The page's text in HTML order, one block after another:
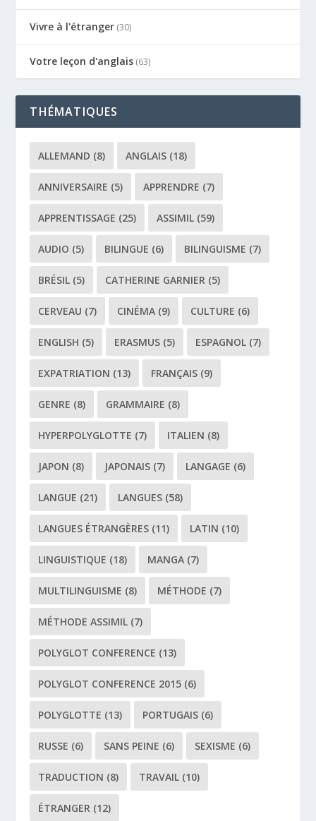
Vivre à l'étranger (30)
Votre leçon d'anglais (63)
THÉMATIQUES
ALLEMAND (8) ANGLAIS (18)
ANNIVERSAIRE (5) APPRENDRE (7)
APPRENTISSAGE (25) ASSIMIL (59)
AUDIO (5) BILINGUE (6) BILINGUISME (7)
BRÉSIL (5) CATHERINE GARNIER (5)
CERVEAU (7) CINÉMA (9) CULTURE (6)
ENGLISH (5) ERASMUS (5) ESPAGNOL (7)
EXPATRIATION (13) FRANÇAIS (9)
GENRE (8) GRAMMAIRE (8)
HYPERPOLYGLOTTE (7) ITALIEN (8)
JAPON (8) JAPONAIS (7) LANGAGE (6)
LANGUE (21) LANGUES (58)
LANGUES ÉTRANGÈRES (11) LATIN (10)
LINGUISTIQUE (18) MANGA (7)
MULTILINGUISME (8) MÉTHODE (7)
MÉTHODE ASSIMIL (7)
POLYGLOT CONFERENCE (13)
POLYGLOT CONFERENCE 2015 (6)
POLYGLOTTE (13) PORTUGAIS (6)
RUSSE (6) SANS PEINE (6) SEXISME (6)
TRADUCTION (8) TRAVAIL (10)
ÉTRANGER (12)